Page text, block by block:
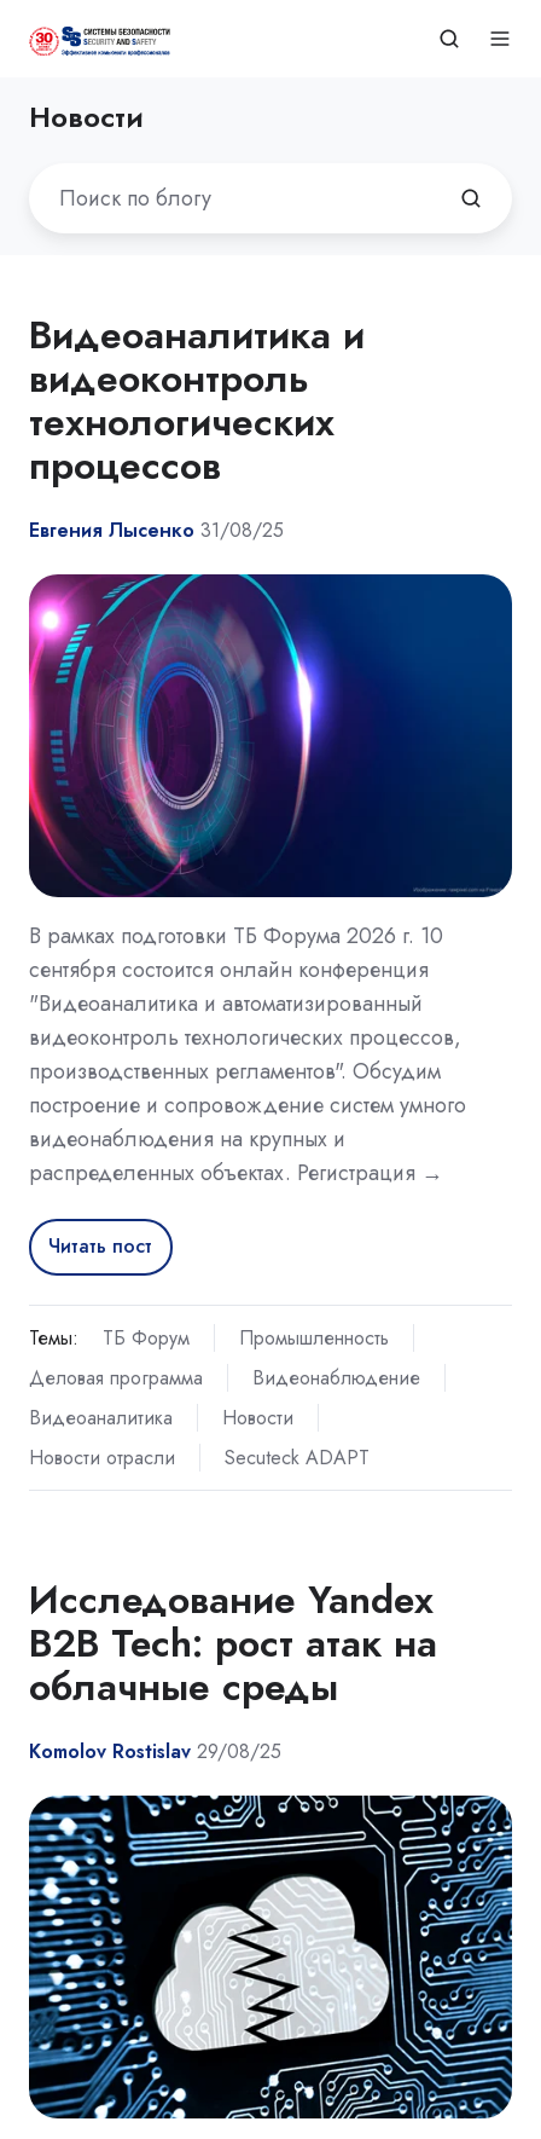
Новости
Видеоаналитика и
видеоконтроль
технологических
процессов
Евгения Лысенко 31/08/25
В рамках подготовки ТБ Форума 2026 г. 10
сентября состоится онлайн конференция
"Видеоаналитика и автоматизированный
видеоконтроль технологических процессов,
производственных регламентов". Обсудим
построение и сопровождение систем умного
видеонаблюдения на крупных и
распределенных объектах. Регистрация →
Читать пост
Темы: ТБ Форум
Промышленность
Деловая программа
Видеонаблюдение
Видеоаналитика
Новости
Новости отрасли
Secuteck ADAPT
Исследование Yandex
B2B Tech: рост атак на
облачные среды
Komolov Rostislav 29/08/25